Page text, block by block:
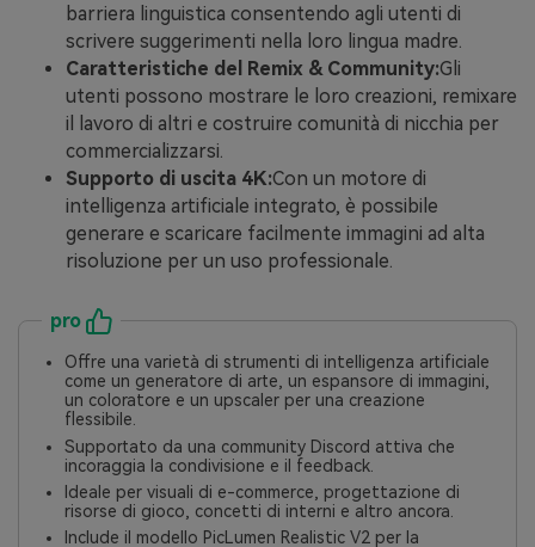
barriera linguistica consentendo agli utenti di
scrivere suggerimenti nella loro lingua madre.
Caratteristiche del Remix & Community:Gli
utenti possono mostrare le loro creazioni, remixare
il lavoro di altri e costruire comunità di nicchia per
commercializzarsi.
Supporto di uscita 4K:Con un motore di
intelligenza artificiale integrato, è possibile
generare e scaricare facilmente immagini ad alta
risoluzione per un uso professionale.
pro
Offre una varietà di strumenti di intelligenza artificiale
come un generatore di arte, un espansore di immagini,
un coloratore e un upscaler per una creazione
flessibile.
Supportato da una community Discord attiva che
incoraggia la condivisione e il feedback.
Ideale per visuali di e-commerce, progettazione di
risorse di gioco, concetti di interni e altro ancora.
Include il modello PicLumen Realistic V2 per la